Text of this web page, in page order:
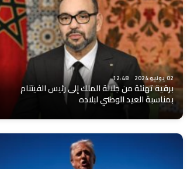
02 يونيو 2024 12:48
برقية تهنئة من جلالة الملك إلى رئيس الفيتنام
بمناسبة العيد الوطني لبلاده